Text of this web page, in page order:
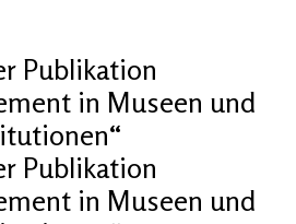
Publikation
in Museen und
Publikation
in Museen und